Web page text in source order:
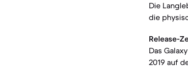
Die
die
Release-
Das
2019 auf